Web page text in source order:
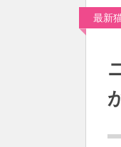
最新